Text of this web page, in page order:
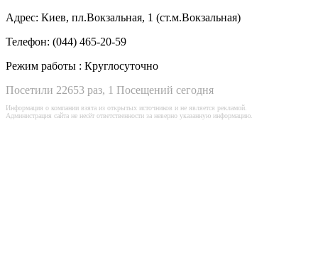
Адрес: Киев, пл.Вокзальная, 1 (ст.м.Вокзальная)
Телефон: (044) 465-20-59
Режим работы : Круглосуточно
Посетили 22653 раз, 1 Посещений сегодня
Информация о компании взята из открытых источников и не является рекламой.
Администрация сайта не несёт ответственности за неверно указанную информацию.